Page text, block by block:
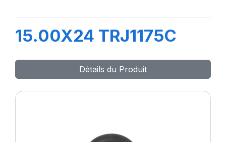
15.00X24 TRJ1175C
Détails du Produit